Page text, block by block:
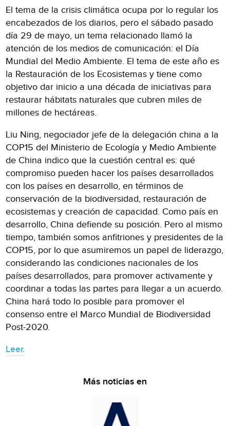
El tema de la crisis climática ocupa por lo regular los
encabezados de los diarios, pero el sábado pasado
día 29 de mayo, un tema relacionado llamó la
atención de los medios de comunicación: el Día
Mundial del Medio Ambiente. El tema de este año es
la Restauración de los Ecosistemas y tiene como
objetivo dar inicio a una década de iniciativas para
restaurar hábitats naturales que cubren miles de
millones de hectáreas.
Liu Ning, negociador jefe de la delegación china a la
COP15 del Ministerio de Ecología y Medio Ambiente
de China indico que la cuestión central es: qué
compromiso pueden hacer los países desarrollados
con los países en desarrollo, en términos de
conservación de la biodiversidad, restauración de
ecosistemas y creación de capacidad. Como país en
desarrollo, China defiende su posición. Pero al mismo
tiempo, también somos anfitriones y presidentes de la
COP15, por lo que asumiremos un papel de liderazgo,
considerando las condiciones nacionales de los
países desarrollados, para promover activamente y
coordinar a todas las partes para llegar a un acuerdo.
China hará todo lo posible para promover el
consenso entre el Marco Mundial de Biodiversidad
Post-2020.
Leer.
Más noticias en